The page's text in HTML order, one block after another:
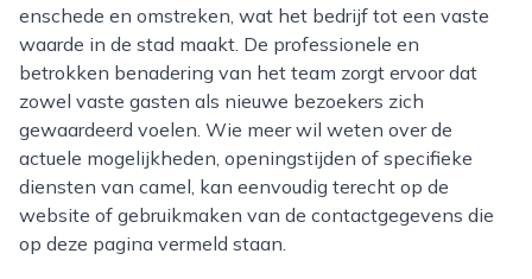
enschede en omstreken, wat het bedrijf tot een vaste
waarde in de stad maakt. De professionele en
betrokken benadering van het team zorgt ervoor dat
zowel vaste gasten als nieuwe bezoekers zich
gewaardeerd voelen. Wie meer wil weten over de
actuele mogelijkheden, openingstijden of specifieke
diensten van camel, kan eenvoudig terecht op de
website of gebruikmaken van de contactgegevens die
op deze pagina vermeld staan.